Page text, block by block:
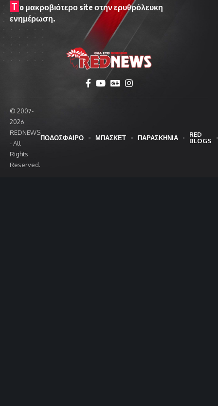
T o μακροβιότερο site στην ερυθρόλευκη
ενημέρωση.
© 2007-
2026
REDNEWS
- All
Rights
Reserved.
ΠΟΔΟΣΦΑΙΡΟ ΜΠΑΣΚΕΤ ΠΑΡΑΣΚΗΝΙΑ
RED
BLOGS